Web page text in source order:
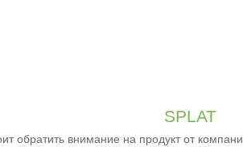
SPLAT
обратить внимание на продукт от